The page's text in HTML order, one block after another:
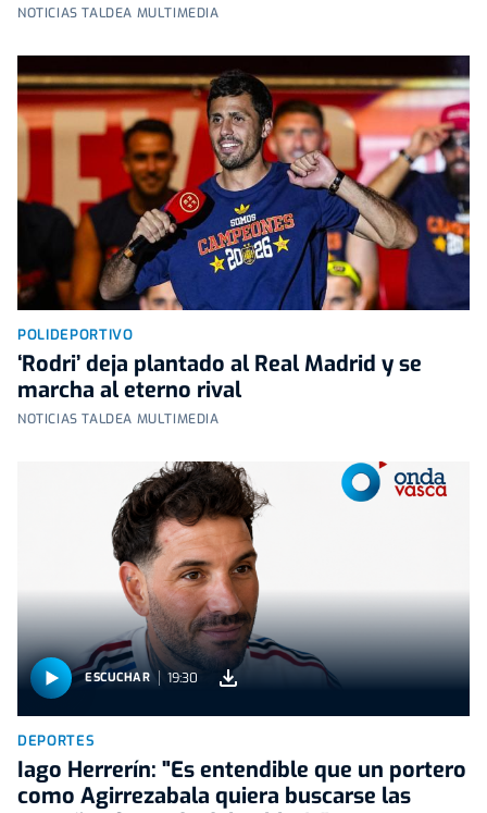
NOTICIAS TALDEA MULTIMEDIA
POLIDEPORTIVO
‘Rodri’ deja plantado al Real Madrid y se
marcha al eterno rival
NOTICIAS TALDEA MULTIMEDIA
ESCUCHAR 19:30
DEPORTES
Iago Herrerín: "Es entendible que un portero
como Agirrezabala quiera buscarse las